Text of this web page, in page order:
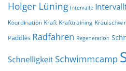
Holger Lüning Intervalle
Koordination Kraft Krafttraining
Paddles Radfahren Regeneration
Schnelligkeit Schwimmcamp